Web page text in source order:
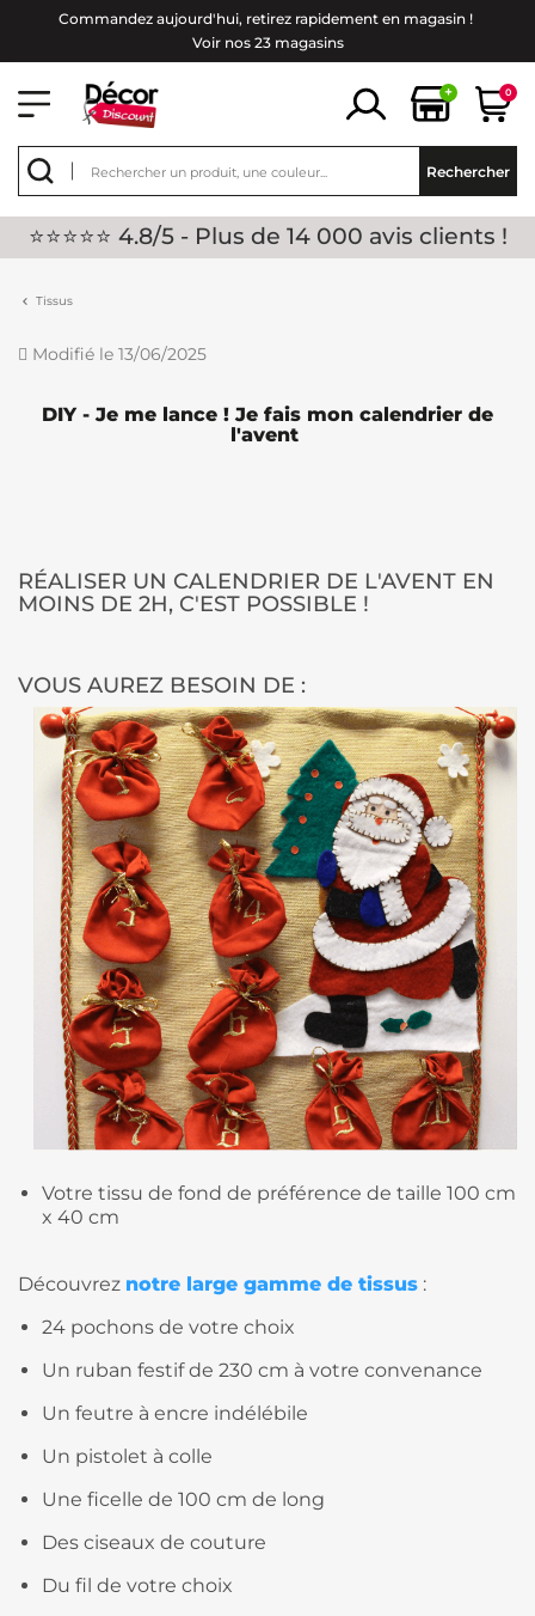
Commandez aujourd'hui, retirez rapidement en magasin !
Voir nos 23 magasins
+ 0
Rechercher
⭐⭐⭐⭐⭐ 4.8/5 - Plus de 14 000 avis clients !
Tissus
Modifié le 13/06/2025
DIY - Je me lance ! Je fais mon calendrier de
l'avent
RÉALISER UN CALENDRIER DE L'AVENT EN
MOINS DE 2H, C'EST POSSIBLE !
VOUS AUREZ BESOIN DE :
Votre tissu de fond de préférence de taille 100 cm
x 40 cm
Découvrez notre large gamme de tissus :
24 pochons de votre choix
Un ruban festif de 230 cm à votre convenance
Un feutre à encre indélébile
Un pistolet à colle
Une ficelle de 100 cm de long
Des ciseaux de couture
Du fil de votre choix